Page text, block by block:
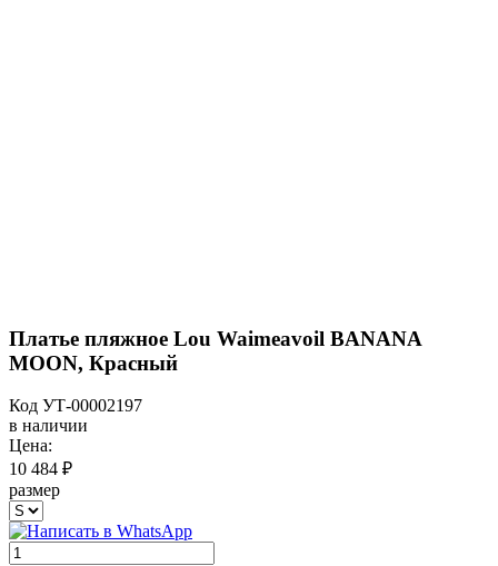
Платье пляжное Lou Waimeavoil BANANA
MOON, Красный
Код УТ-00002197
в наличии
Цена:
10 484 ₽
размер